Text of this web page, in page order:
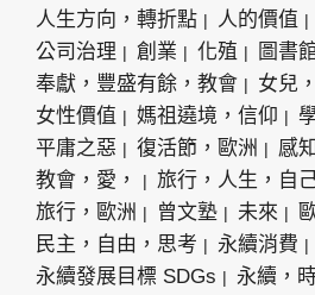
人生方向，轉折點
人的價值
公司治理
創業 化殖
圖書
奉獻，豐盛有餘，教會
女兒
女性價值
媽祖遶境，信仰
平庸之惡
復活節，歐洲 感知
教會，愛，
旅行，人生，自
旅行，歐洲
曾文塾 未來
民主，自由，思考
永續消費
永續發展目標 SDGs
永續，